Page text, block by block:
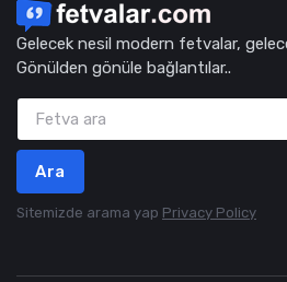
Gelecek nesil modern fetvalar,
Gönülden gönüle bağlantılar..
Ara
Sitemizde arama yap Privacy Policy